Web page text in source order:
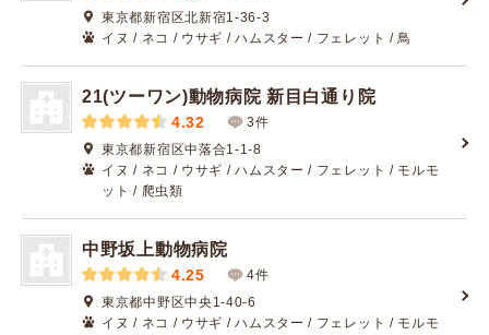
東京都新宿区北新宿1-36-3
イヌ / ネコ / ウサギ / ハムスター / フェレット / 鳥
21(ツーワン)動物病院 新目白通り院
4.32
3件
東京都新宿区中落合1-1-8
イヌ / ネコ / ウサギ / ハムスター / フェレット / モルモ
ット / 爬虫類
中野坂上動物病院
4.25
4件
東京都中野区中央1-40-6
イヌ / ネコ / ウサギ / ハムスター / フェレット / モルモ